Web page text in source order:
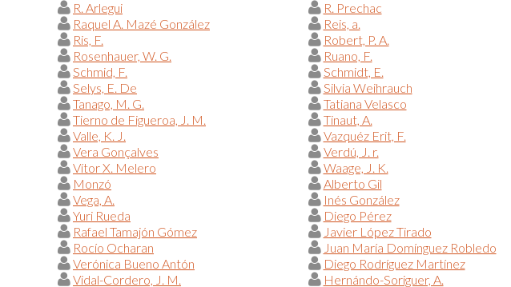
R. Arlegui
R. Prechac
Raquel A. Mazé González
Reis, a.
Ris, F.
Robert, P. A.
Rosenhauer, W. G.
Ruano, F.
Schmid, F.
Schmidt, E.
Selys, E. De
Silvia Weihrauch
Tanago, M. G.
Tatiana Velasco
Tierno de Figueroa, J. M.
Tinaut, A.
Valle, K. J.
Vazquéz Erit, F.
Vera Gonçalves
Verdú, J. r.
Vítor X. Melero
Waage, J. K.
Monzó
Alberto Gil
Vega, A.
Inés González
Yuri Rueda
Diego Pérez
Rafael Tamajón Gómez
Javier López Tirado
Rocío Ocharan
Juan María Domínguez Robledo
Verónica Bueno Antón
Diego Rodríguez Martínez
Vidal-Cordero, J. M.
Hernándo-Soriguer, A.